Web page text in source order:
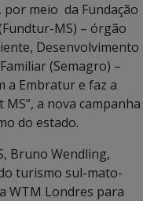
por meio da Fundação
MS) – órgão
Desenvolvimento
(Semagro) –
a Embratur e faz a
a nova campanha
do estado.
Bruno Wendling,
turismo sul-mato-
WTM Londres para